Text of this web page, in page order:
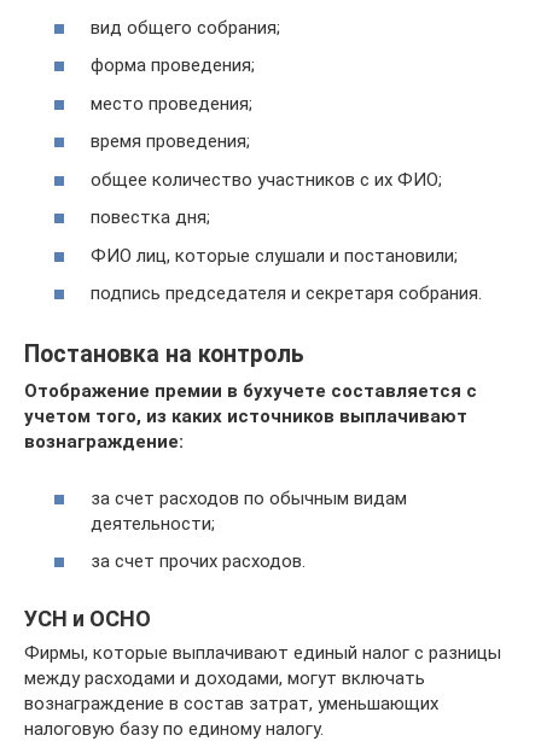
вид общего собрания;
форма проведения;
место проведения;
время проведения;
общее количество участников с их ФИО;
повестка дня;
ФИО лиц, которые слушали и постановили;
подпись председателя и секретаря собрания.
Постановка на контроль
Отображение премии в бухучете составляется с
учетом того, из каких источников выплачивают
вознаграждение:
за счет расходов по обычным видам
деятельности;
за счет прочих расходов.
УСН и ОСНО
Фирмы, которые выплачивают единый налог с разницы
между расходами и доходами, могут включать
вознаграждение в состав затрат, уменьшающих
налоговую базу по единому налогу.